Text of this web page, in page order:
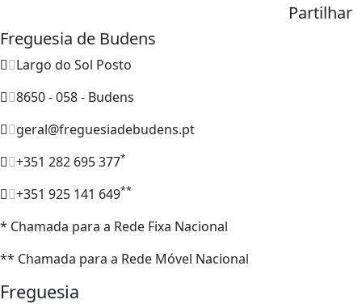
Partilhar
Freguesia de Budens
Largo do Sol Posto
8650 - 058 - Budens
geral@freguesiadebudens.pt
+351 282 695 377*
+351 925 141 649**
* Chamada para a Rede Fixa Nacional
** Chamada para a Rede Móvel Nacional
Freguesia